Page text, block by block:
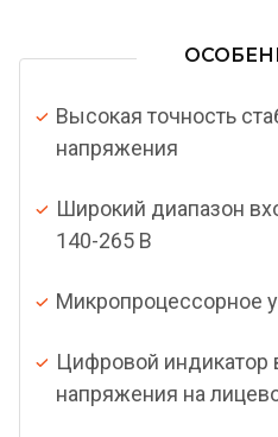
Высокая точность
напряжения
Широкий диапазон
140-265 В
Микропроцессорное
Цифровой индикатор
напряжения на